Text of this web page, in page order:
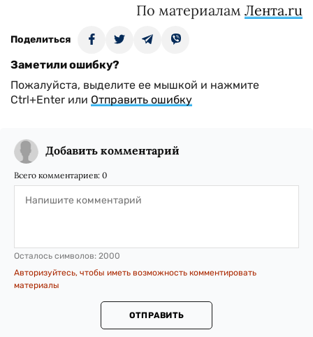
По материалам Лента.ru
Поделиться
Заметили ошибку?
Пожалуйста, выделите ее мышкой и нажмите
Ctrl+Enter или Отправить ошибку
Добавить комментарий
Всего комментариев: 0
Осталось символов: 2000
Авторизуйтесь, чтобы иметь возможность комментировать
материалы
ОТПРАВИТЬ